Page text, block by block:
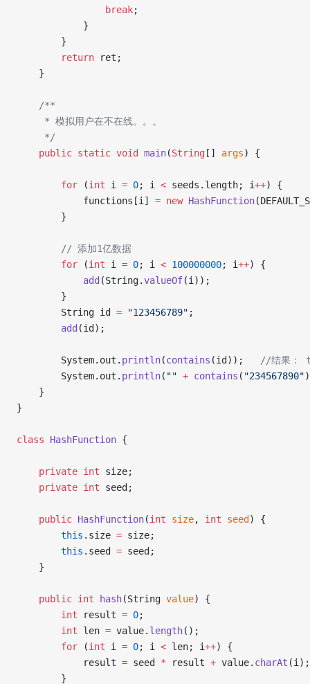
                break
;
            }
        }
        return
ret;
    }
    /**
     * 模拟用户在不在线。。。
     */
    public
static void main(String [] args) {
        for
(int i = 0; i < seeds.length; i++) {
            functions[i]
= new HashFunction
        }
        // 添加1亿数据
        for
(int i = 0; i < 100000000; i++) {
            add
(String.valueOf(i));
        }
        String id
= "123456789" ;
        add
(id);
        System.out.
println(contains (id)); //结果：
        System.out.
println( "" + contains ( "234567890"
    }
}
class HashFunction {
    private
int size;
    private
int seed;
    public
HashFunction(int size, int seed ) {
        this
.size = size;
        this
.seed = seed;
    }
    public
int hash(String value) {
        int
result = 0;
        int
len = value. length();
        for
(int i = 0; i < len; i++) {
            result
= seed * result + value. charAt (i);
        }